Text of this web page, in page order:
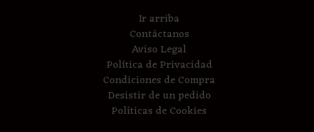
Ir arriba
Contáctanos
Aviso Legal
Política de Privacidad
Condiciones de Compra
Desistir de un pedido
Políticas de Cookies